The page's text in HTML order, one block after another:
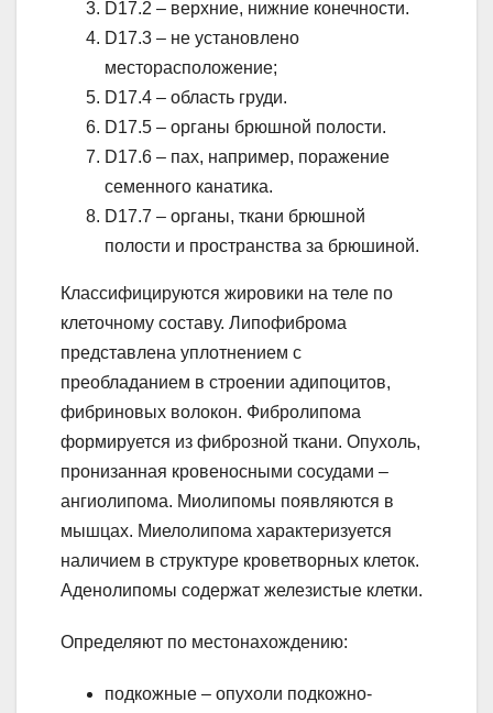
D17.2 – верхние, нижние конечности.
D17.3 – не установлено
месторасположение;
D17.4 – область груди.
D17.5 – органы брюшной полости.
D17.6 – пах, например, поражение
семенного канатика.
D17.7 – органы, ткани брюшной
полости и пространства за брюшиной.
Классифицируются жировики на теле по
клеточному составу. Липофиброма
представлена уплотнением с
преобладанием в строении адипоцитов,
фибриновых волокон. Фибролипома
формируется из фиброзной ткани. Опухоль,
пронизанная кровеносными сосудами –
ангиолипома. Миолипомы появляются в
мышцах. Миелолипома характеризуется
наличием в структуре кроветворных клеток.
Аденолипомы содержат железистые клетки.
Определяют по местонахождению:
подкожные – опухоли подкожно-